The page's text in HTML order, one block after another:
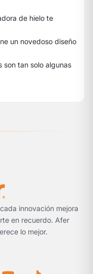
de hielo te
un novedoso diseño
son tan solo algunas
innovación mejora
en recuerdo. Afer
lo mejor.